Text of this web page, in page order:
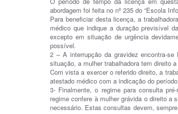
abordagem foi feita no nº 235 do “Escola
Para beneficiar desta licença, a
médico que indique a duração previsível
excepto em situação de urgência
possível.
2 – A interrupção da gravidez encontra-
situação, a mulher trabalhadora tem direito
Com vista a exercer o referido direito, a
atestado médico com a indicação do
3- Finalmente, o regime para consulta
regime confere à mulher grávida o direito a
necessário. Estas consultas devem,